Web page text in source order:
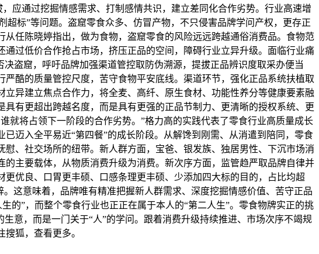
应通过挖掘情感需求、打制感情共识，建立差同化合作劣势。行业高速增
标”等问题。盗窟零食众多、仿冒产物，不只侵害品牌学问产权，更存正
任陈晓婷指出，做为食物，盗窟零食的风险远远跨越通俗消费品。食物范
过低价合作抢占市场，挤压正品的空间，障碍行业立异升级。面临行业痛
盗窟，呼吁品牌加强渠道管控取防伪溯源，提拔正品辨识度取采办便当
酷的质量管控尺度，苦守食物平安底线。渠道环节，强化正品系统扶植取
异建立焦点合作力，将全麦、高纤、原生食材、功能性养分等健康要素融
有更超出跨越名度，而是具有更强的正品节制力、更清晰的授权系统、更
就将占领下一阶段的合作劣势。”格力高的实践代表了零食行业高质量成长
迈入全平易近“第四餐”的成长阶段。从解馋到刚需、从消遣到陪同，零食
、社交场所的纽带。新人群方面，宝爸、银发族、独居男性、下沉市场消
主要载体，从物质消费升级为消费。新次序方面，监管趋严取品牌自律并
优良、口胃更丰硕、口感条理更丰硕、少添加四大标的目的，占比均超
这意味着，品牌唯有精准把握新人群需求、深度挖掘情感价值、苦守正品
的”，而整个零食行业也正正在属于本人的“第二人生”。零食物牌实正的挑
意，而是一门关于“人”的学问。跟着消费升级持续推进、市场次序不竭规
狐，查看更多。